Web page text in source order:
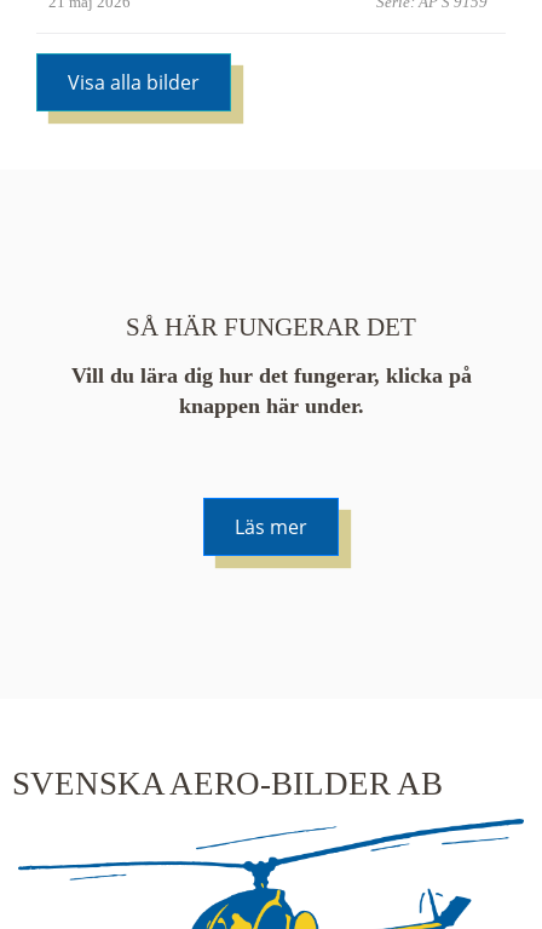
Visa alla bilder
SÅ HÄR FUNGERAR DET
Vill du lära dig hur det fungerar, klicka på
knappen här under.
Läs mer
SVENSKA AERO-BILDER AB